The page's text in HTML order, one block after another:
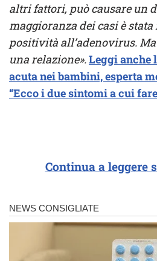
altri fattori, può causare un
maggioranza dei casi è
positività all’adenovirus.
una relazione».Leggi anche
acuta nei bambini, esperta
“Ecco i due sintomi a cui
Continua a leggere